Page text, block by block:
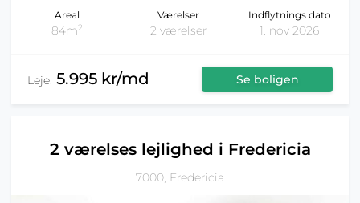
Areal
84m2
Værelser
2 værelser
Indflytnings dato
1. nov 2026
Leje: 5.995 kr/md Se boligen
2 værelses lejlighed i Fredericia
7000, Fredericia